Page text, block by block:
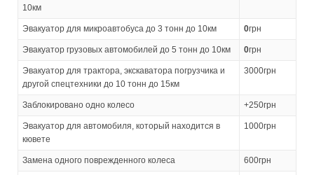
10км
Эвакуатор для микроавтобуса до 3 тонн до 10км 0грн
Эвакуатор грузовых автомобилей до 5 тонн до 10км 0грн
Эвакуатор для трактора, экскаватора погрузчика и
другой спецтехники до 10 тонн до 15км
3000грн
Заблокировано одно колесо +250грн
Эвакуатор для автомобиля, который находится в
кювете
1000грн
Замена одного поврежденного колеса 600грн